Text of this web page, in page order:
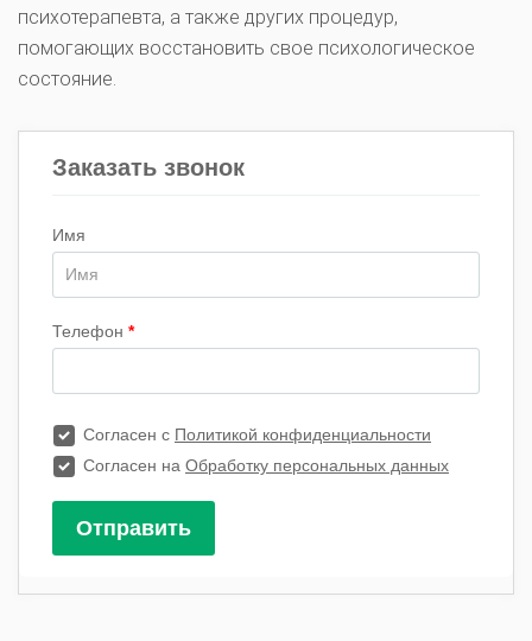
психотерапевта, а также других процедур,
помогающих восстановить свое психологическое
состояние.